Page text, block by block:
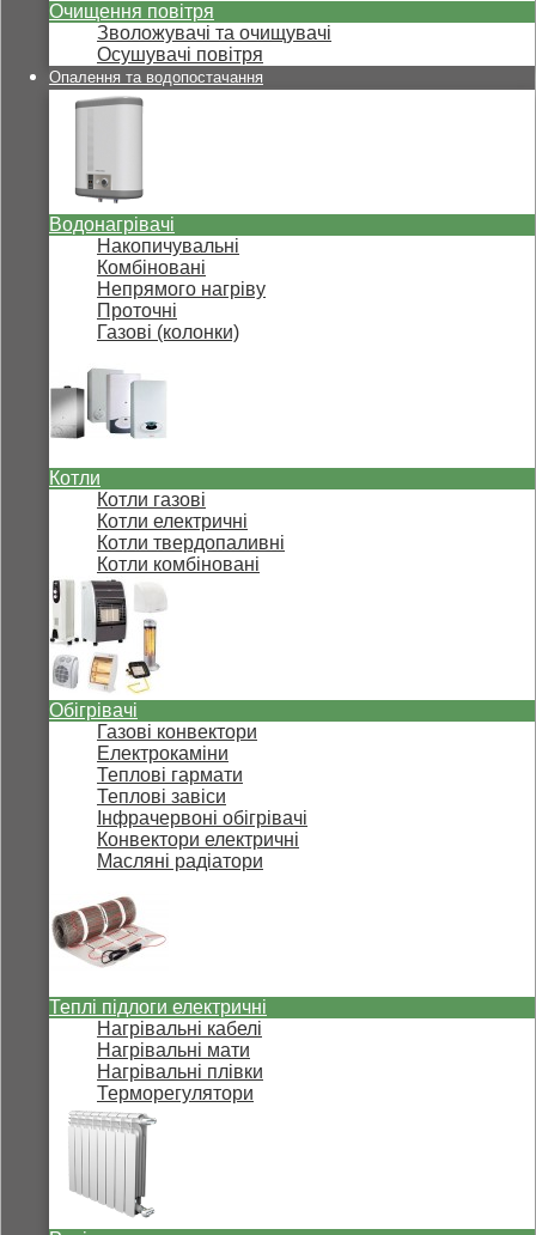
Очищення повітря
Зволожувачі та очищувачі
Осушувачі повітря
Опалення та водопостачання
Водонагрівачі
Накопичувальні
Комбіновані
Непрямого нагріву
Проточні
Газові (колонки)
Котли
Котли газові
Котли електричні
Котли твердопаливні
Котли комбіновані
Обігрівачі
Газові конвектори
Електрокаміни
Теплові гармати
Теплові завіси
Інфрачервоні обігрівачі
Конвектори електричні
Масляні радіатори
Теплі підлоги електричні
Нагрівальні кабелі
Нагрівальні мати
Нагрівальні плівки
Терморегулятори